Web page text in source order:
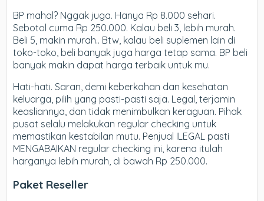
BP mahal? Nggak juga. Hanya Rp 8.000 sehari.
Sebotol cuma Rp 250.000. Kalau beli 3, lebih murah.
Beli 5, makin murah.. Btw, kalau beli suplemen lain di
toko-toko, beli banyak juga harga tetap sama. BP beli
banyak makin dapat harga terbaik untuk mu.
Hati-hati. Saran, demi keberkahan dan kesehatan
keluarga, pilih yang pasti-pasti saja. Legal, terjamin
keasliannya, dan tidak menimbulkan keraguan. Pihak
pusat selalu melakukan regular checking untuk
memastikan kestabilan mutu. Penjual ILEGAL pasti
MENGABAIKAN regular checking ini, karena itulah
harganya lebih murah, di bawah Rp 250.000.
Paket Reseller